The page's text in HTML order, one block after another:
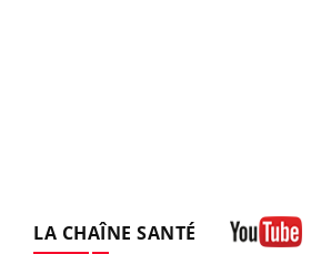
LA CHAÎNE SANTÉ